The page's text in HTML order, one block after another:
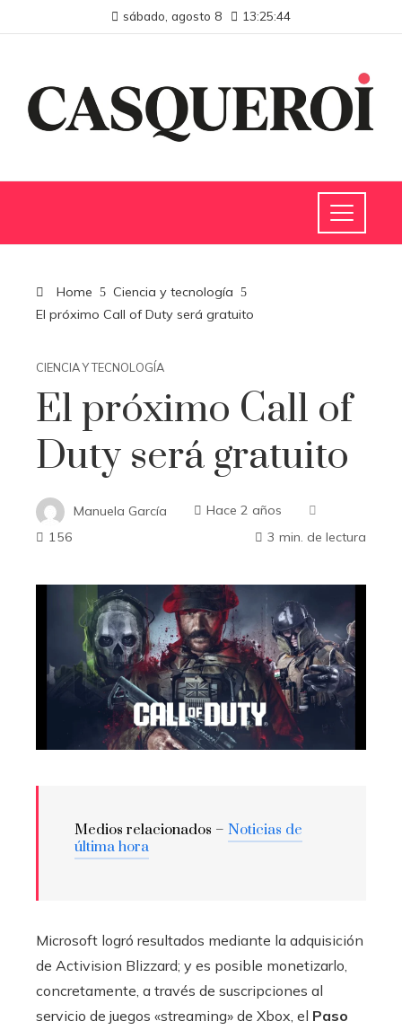
sábado, agosto 8 13:25:45
Home
Ciencia y tecnología
El próximo Call of Duty será gratuito
CIENCIA Y TECNOLOGÍA
El próximo Call of
Duty será gratuito
Manuela García
Hace 2 años
156
3 min. de lectura
Medios relacionados – Noticias de
última hora
Microsoft logró resultados mediante la adquisición
de Activision Blizzard; y es posible monetizarlo,
concretamente, a través de suscripciones al
servicio de juegos «streaming» de Xbox, el Paso